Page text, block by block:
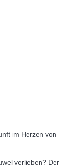
im Herzen von
verlieben? Der